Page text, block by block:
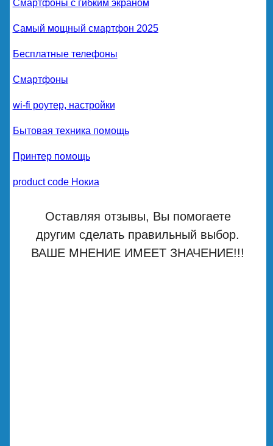
Смартфоны с гибким экраном
Самый мощный смартфон 2025
Бесплатные телефоны
Смартфоны
wi-fi роутер, настройки
Бытовая техника помощь
Принтер помощь
product code Нокиа
Оставляя отзывы, Вы помогаете
другим сделать правильный выбор.
ВАШЕ МНЕНИЕ ИМЕЕТ ЗНАЧЕНИЕ!!!